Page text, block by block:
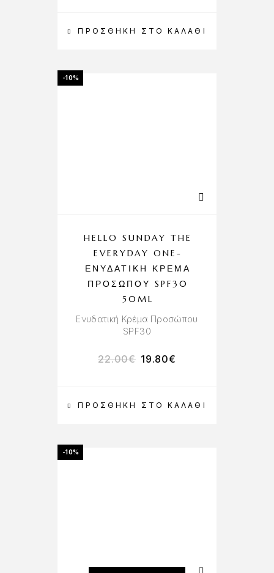
ΠΡΟΣΘΉΚΗ ΣΤΟ ΚΑΛΆΘΙ
-10%
ΠΡΟΣΘΉΚΗ ΣΤΟ ΚΑΛΆΘΙ
HELLO SUNDAY THE
EVERYDAY ONE-
ΕΝΥΔΑΤΙΚΉ ΚΡΈΜΑ
ΠΡΟΣΏΠΟΥ SPF30
50ML
Ενυδατική Κρέμα Προσώπου
SPF30
22.00€ 19.80€
-10%